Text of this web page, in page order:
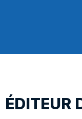
ÉDITEUR